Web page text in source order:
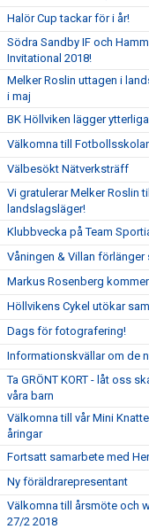
Halör Cup tackar för i år!
Södra Sandby IF och
Invitational 2018!
Melker Roslin uttagen i
i maj
BK Höllviken lägger
Välkomna till
Välbesökt Nätverksträff
Vi gratulerar Melker Roslin
landslagsläger!
Klubbvecka på Team
Våningen & Villan förlänger
Markus Rosenberg
Höllvikens Cykel utökar
Dags för fotografering!
Informationskvällar om de
Ta GRÖNT KORT - låt oss
våra barn
Välkomna till vår Mini
åringar
Fortsatt samarbete med
Ny föräldrarepresentant
Välkomna till årsmöte och
27/2 2018